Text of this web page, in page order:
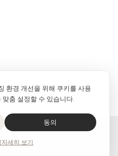
춤 설정할 수 있습니다.
동의
자세히 보기
75017 Paris